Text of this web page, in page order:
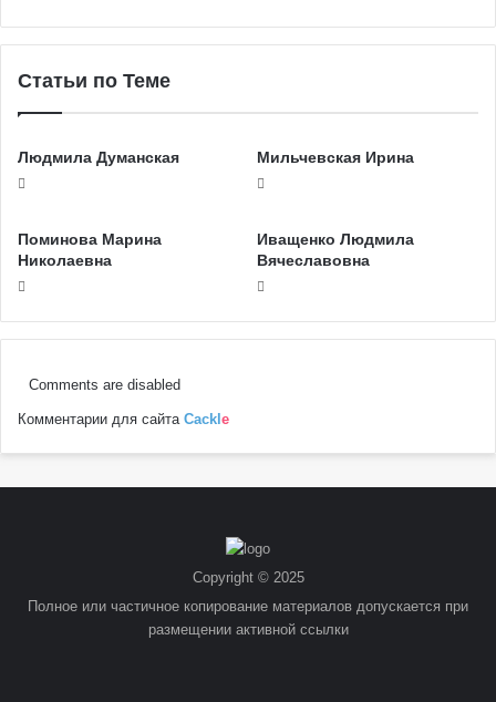
Статьи по Теме
Людмила Думанская Мильчевская Ирина
Поминова Марина
Николаевна
Иващенко Людмила
Вячеславовна
Comments are disabled
Комментарии для сайта Cackl e
Copyright © 2025
Полное или частичное копирование материалов допускается при
размещении активной ссылки